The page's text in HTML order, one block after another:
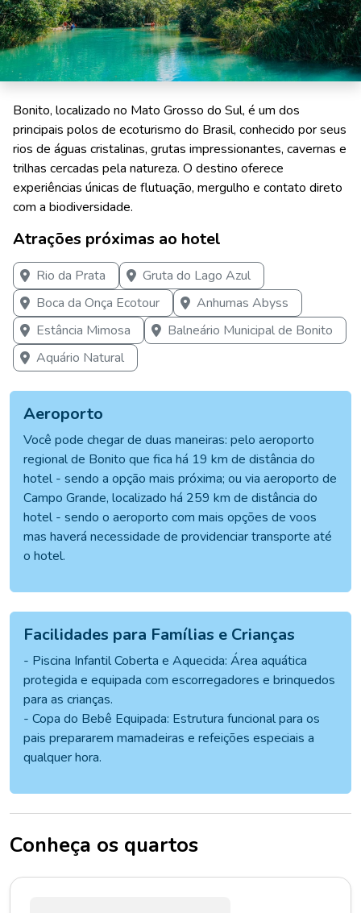
Bonito, localizado no Mato Grosso do Sul, é um dos
principais polos de ecoturismo do Brasil, conhecido por seus
rios de águas cristalinas, grutas impressionantes, cavernas e
trilhas cercadas pela natureza. O destino oferece
experiências únicas de flutuação, mergulho e contato direto
com a biodiversidade.
Atrações próximas ao hotel
Rio da Prata
Gruta do Lago Azul
Boca da Onça Ecotour
Anhumas Abyss
Estância Mimosa
Balneário Municipal de Bonito
Aquário Natural
Aeroporto
Você pode chegar de duas maneiras: pelo aeroporto
regional de Bonito que fica há 19 km de distância do
hotel - sendo a opção mais próxima; ou via aeroporto de
Campo Grande, localizado há 259 km de distância do
hotel - sendo o aeroporto com mais opções de voos
mas haverá necessidade de providenciar transporte até
o hotel.
Facilidades para Famílias e Crianças
- Piscina Infantil Coberta e Aquecida: Área aquática
protegida e equipada com escorregadores e brinquedos
para as crianças.
- Copa do Bebê Equipada: Estrutura funcional para os
pais prepararem mamadeiras e refeições especiais a
qualquer hora.
Conheça os quartos